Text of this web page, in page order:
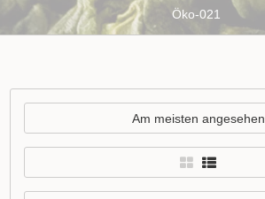
Öko-021
Am meisten angesehen